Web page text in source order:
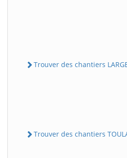
Trouver des chantiers
Trouver des chantiers